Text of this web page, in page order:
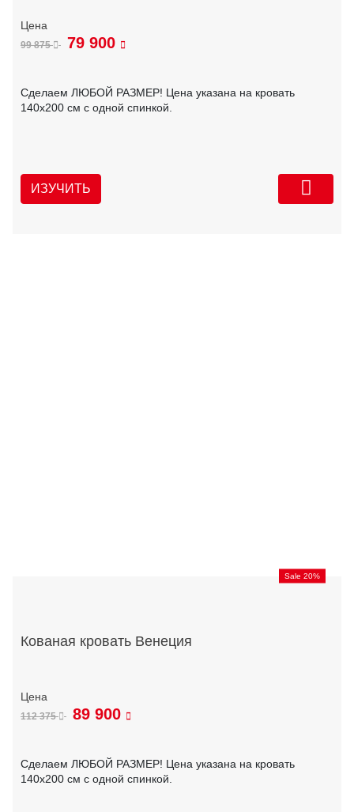
99 875 79 900
Сделаем ЛЮБОЙ РАЗМЕР! Цена указана на кровать
140х200 см с одной спинкой.
ИЗУЧИТЬ
Sale 20%
Кованая кровать Венеция
112 375 89 900
Сделаем ЛЮБОЙ РАЗМЕР! Цена указана на кровать
140х200 см с одной спинкой.